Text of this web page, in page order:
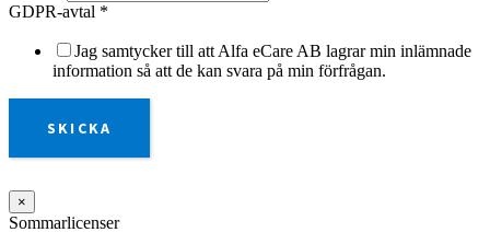
GDPR-avtal *
Jag samtycker till att Alfa eCare AB lagrar min inlämnade
information så att de kan svara på min förfrågan.
SKICKA
×
Sommarlicenser